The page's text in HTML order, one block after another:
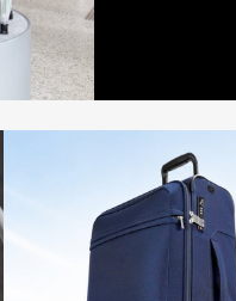
Gourmet